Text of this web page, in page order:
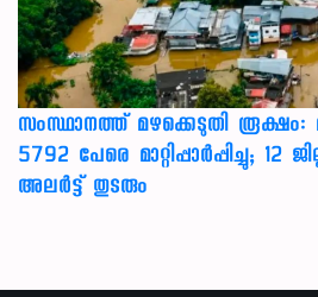
സംസ്ഥാനത്ത് മഴക്കെടുതി
5792 പേരെ മാറ്റിപ്പാർപ്പിച്ചു; 12
അലർട്ട് തുടരും